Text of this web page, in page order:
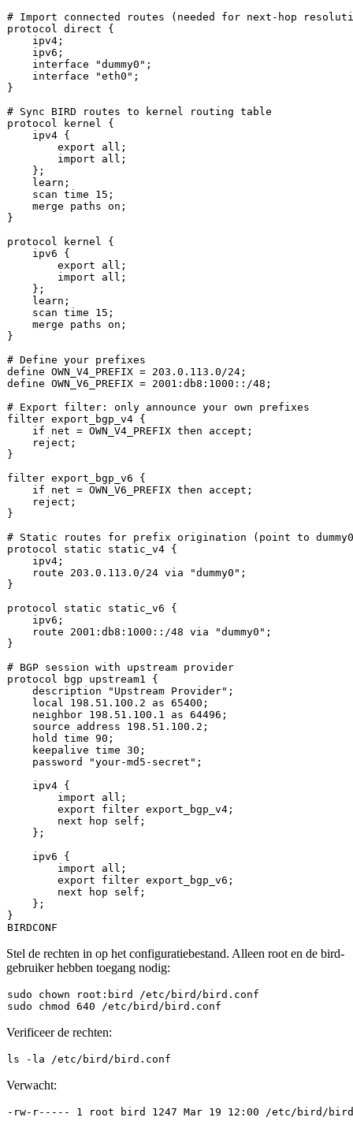
# Import connected routes (needed for next-hop
protocol direct {
    ipv4;
    ipv6;
    interface
"dummy0" ;
    interface
"eth0" ;
}
# Sync BIRD routes to kernel routing table
protocol kernel {
    ipv4 {
export all;
        import all;
    };
    learn;
    scan
time 15;
    merge paths on;
}
protocol kernel {
    ipv6 {
export all;
        import all;
    };
    learn;
    scan
time 15;
    merge paths on;
}
# Define your prefixes
define OWN_V4_PREFIX = 203.0.113.0/24;
define OWN_V6_PREFIX = 2001:db8:1000::/48;
# Export filter: only announce your own prefixes
filter export_bgp_v4 {
if net = OWN_V4_PREFIX then accept;
    reject;
}
filter export_bgp_v6 {
if net = OWN_V6_PREFIX then accept;
    reject;
}
# Static routes for prefix origination (point to
protocol static static_v4 {
    ipv4;
    route 203.0.113.0/24 via
"dummy0" ;
}
protocol static static_v6 {
    ipv6;
    route 2001:db8:1000::/48 via
"dummy0" ;
}
# BGP session with upstream provider
protocol bgp upstream1 {
    description
"Upstream Provider" ;
local
198.51.100.2 as 65400;
    neighbor 198.51.100.1 as 64496;
source address 198.51.100.2;
    hold
time 90;
    keepalive
time 30;
    password
"your-md5-secret" ;
    ipv4 {
        import all;
export filter export_bgp_v4;
        next hop self;
    };
    ipv6 {
        import all;
export filter export_bgp_v6;
        next hop self;
    };
}
Stel de rechten in op het configuratiebestand. Alleen root en de bird-
gebruiker hebben toegang nodig:
sudo chown
sudo
chmod
Verificeer de rechten:
ls
Verwacht: